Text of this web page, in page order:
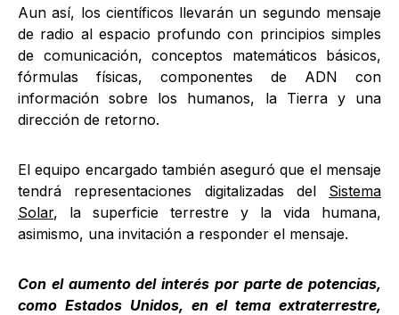
Aun así, los científicos llevarán un segundo mensaje
de radio al espacio profundo con principios simples
de comunicación, conceptos matemáticos básicos,
fórmulas físicas, componentes de ADN con
información sobre los humanos, la Tierra y una
dirección de retorno.
El equipo encargado también aseguró que el mensaje
tendrá representaciones digitalizadas del Sistema
Solar, la superficie terrestre y la vida humana,
asimismo, una invitación a responder el mensaje.
Con el aumento del interés por parte de potencias,
como Estados Unidos, en el tema extraterrestre,